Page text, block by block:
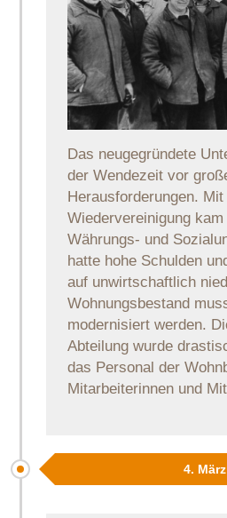
Das neugegründete
der Wendezeit vor
Herausforderungen. Mit
Wiedervereinigung
Währungs- und
hatte hohe Schulden
auf unwirtschaftlich
Wohnungsbestand
modernisiert werden.
Abteilung wurde
das Personal der
Mitarbeiterinnen und
4.